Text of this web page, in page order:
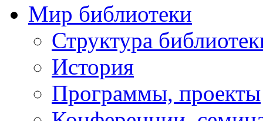
Мир библиотеки
Структура
История
Программы, проекты